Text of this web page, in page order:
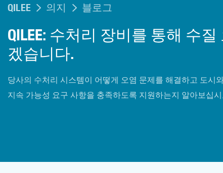
QILEE 의지 블로그
QILEE: 수처리 장비를 통해 수
겠습니다.
당사의 수처리 시스템이 어떻게 오염 문제를 해결하고 도시
지속 가능성 요구 사항을 충족하도록 지원하는지 알아보십시